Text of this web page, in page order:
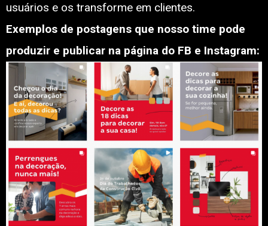
usuários e os transforme em clientes.
Exemplos de postagens que nosso time pode
produzir e publicar na página do FB e Instagram: